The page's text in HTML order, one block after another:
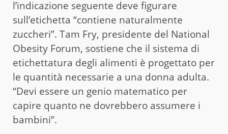
l’indicazione seguente deve figurare
sull’etichetta “contiene naturalmente
zuccheri”. Tam Fry, presidente del National
Obesity Forum, sostiene che il sistema di
etichettatura degli alimenti è progettato per
le quantità necessarie a una donna adulta.
“Devi essere un genio matematico per
capire quanto ne dovrebbero assumere i
bambini”.